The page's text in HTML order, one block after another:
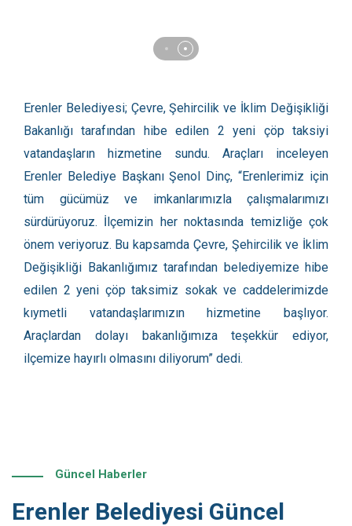
Erenler Belediyesi; Çevre, Şehircilik ve İklim Değişikliği
Bakanlığı tarafından hibe edilen 2 yeni çöp taksiyi
vatandaşların hizmetine sundu. Araçları inceleyen
Erenler Belediye Başkanı Şenol Dinç, “Erenlerimiz için
tüm gücümüz ve imkanlarımızla çalışmalarımızı
sürdürüyoruz. İlçemizin her noktasında temizliğe çok
önem veriyoruz. Bu kapsamda Çevre, Şehircilik ve İklim
Değişikliği Bakanlığımız tarafından belediyemize hibe
edilen 2 yeni çöp taksimiz sokak ve caddelerimizde
kıymetli vatandaşlarımızın hizmetine başlıyor.
Araçlardan dolayı bakanlığımıza teşekkür ediyor,
ilçemize hayırlı olmasını diliyorum” dedi.
Güncel Haberler
Erenler Belediyesi Güncel